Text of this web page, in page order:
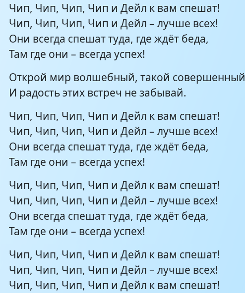
Чип, Чип, Чип, Чип и Дейл к вам спешат!
Чип, Чип, Чип, Чип и Дейл – лучше всех!
Они всегда спешат туда, где ждёт беда,
Там где они – всегда успех!
Открой мир волшебный, такой совершенный
И радость этих встреч не забывай.
Чип, Чип, Чип, Чип и Дейл к вам спешат!
Чип, Чип, Чип, Чип и Дейл – лучше всех!
Они всегда спешат туда, где ждёт беда,
Там где они – всегда успех!
Чип, Чип, Чип, Чип и Дейл к вам спешат!
Чип, Чип, Чип, Чип и Дейл – лучше всех!
Они всегда спешат туда, где ждёт беда,
Там где они – всегда успех!
Чип, Чип, Чип, Чип и Дейл к вам спешат!
Чип, Чип, Чип, Чип и Дейл – лучше всех!
Чип, Чип, Чип, Чип и Дейл к вам спешат!